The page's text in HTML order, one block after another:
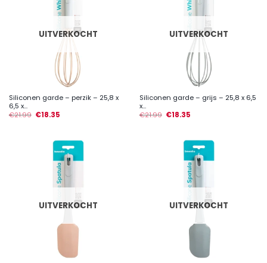
UITVERKOCHT
Siliconen garde – perzik – 25,8 x
6,5 x...
€21.99 €18.35
UITVERKOCHT
Siliconen garde – grijs – 25,8 x 6,5
x...
€21.99 €18.35
UITVERKOCHT UITVERKOCHT